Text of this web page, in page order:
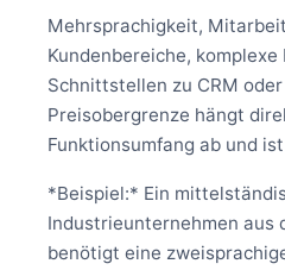
Mehrsprachigkeit,
Kundenbereiche, komplexe
Schnittstellen zu CRM oder
Preisobergrenze hängt
Funktionsumfang ab und
*Beispiel:* Ein
Industrieunternehmen aus
benötigt eine